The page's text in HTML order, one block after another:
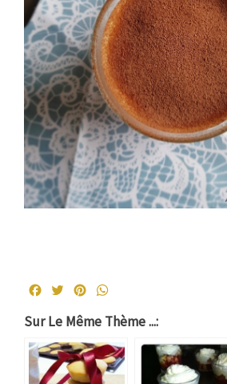
FacebookTwitterPinterest
Sur Le Même Thème ...: